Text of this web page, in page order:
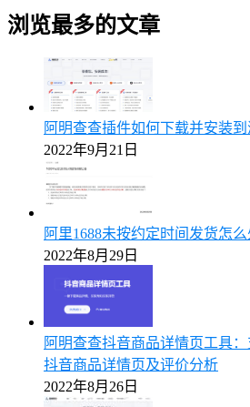
浏览最多的文章
阿明查查插件如何下载并安装到
2022年9月21日
阿里1688未按约定时间发货怎么
2022年8月29日
阿明查查抖音商品详情页工具：
抖音商品详情页及评价分析
2022年8月26日